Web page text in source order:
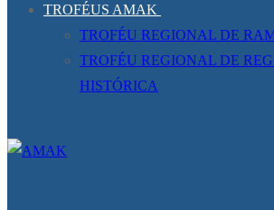
TROFÉUS AMAK
TROFÉU REGIONAL DE
TROFÉU REGIONAL DE
HISTÓRICA